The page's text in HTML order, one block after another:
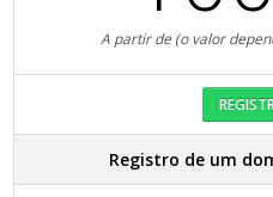
A partir de (o valor
Registro de um